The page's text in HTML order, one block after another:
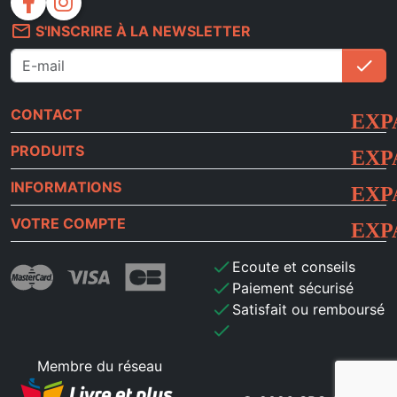
mail_outline S'INSCRIRE À LA NEWSLETTER
check
CONTACT
PRODUITS
INFORMATIONS
VOTRE COMPTE
check Ecoute et conseils
check Paiement sécurisé
check Satisfait ou remboursé
check
Membre du réseau